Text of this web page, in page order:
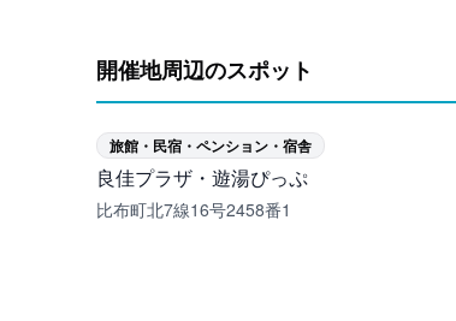
開催地周辺のスポット
旅館・民宿・ペンション・宿舎
良佳プラザ・遊湯ぴっぷ
比布町北7線16号2458番1